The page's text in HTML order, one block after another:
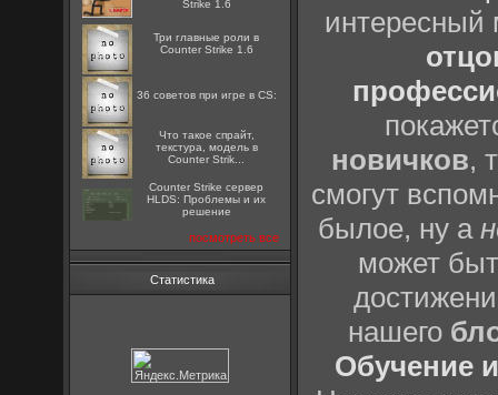
Strike 1.6
Три главные роли в
Counter Strike 1.6
36 советов при игре в CS:
Что такое спрайт,
текстура, модель в
Counter Strik...
Counter Strike сервер
HLDS: Проблемы и их
решение
посмотреть все
Статистика
интересный
новичков,
смогут
былое, ну а
может
нашего
Обучение